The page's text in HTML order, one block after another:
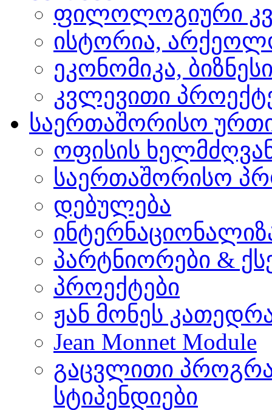
ფილოლოგიური
ისტორია,
ეკონომიკა,
კვლევითი
საერთაშორისო
ოფისის
საერთაშორისო
დებულება
პარტნიორები &
პროექტები
ჟან მონეს
Jean Monnet Module
გაცვლითი
სტიპენდიები